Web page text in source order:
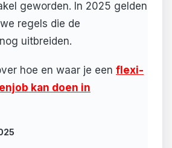
geworden. In 2025 gelden
regels die de
uitbreiden.
hoe en waar je een flexi-
kan doen in